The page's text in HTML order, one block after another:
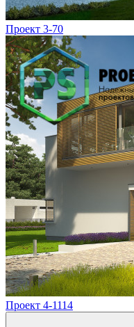
Проект 3-70
Проект 4-1114